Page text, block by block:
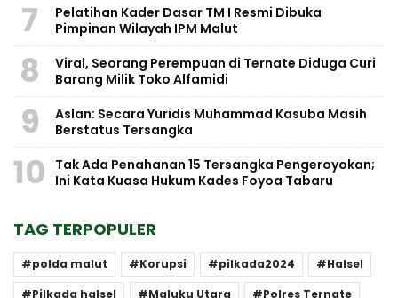
7
Pelatihan Kader Dasar TM I Resmi Dibuka
Pimpinan Wilayah IPM Malut
8
Viral, Seorang Perempuan di Ternate Diduga Curi
Barang Milik Toko Alfamidi
9
Aslan: Secara Yuridis Muhammad Kasuba Masih
Berstatus Tersangka
10
Tak Ada Penahanan 15 Tersangka Pengeroyokan;
Ini Kata Kuasa Hukum Kades Foyoa Tabaru
TAG TERPOPULER
polda malut Korupsi pilkada2024
Halsel
Pilkada halsel
Maluku Utara Polres Ternate